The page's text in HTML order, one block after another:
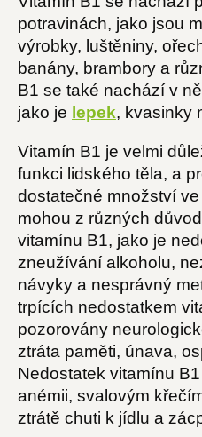
potravinách, jako jsou
výrobky, luštěniny,
banány, brambory a
B1 se také nachází v
jako je lepek, kvasinky
Vitamín B1 je velmi
funkci lidského těla, a
dostatečné množství
mohou z různých
vitamínu B1, jako je
zneužívání alkoholu,
návyky a nesprávný
trpících nedostatkem
pozorovány
ztráta paměti, únava,
Nedostatek vitamínu
anémii, svalovým
ztrátě chuti k jídlu a